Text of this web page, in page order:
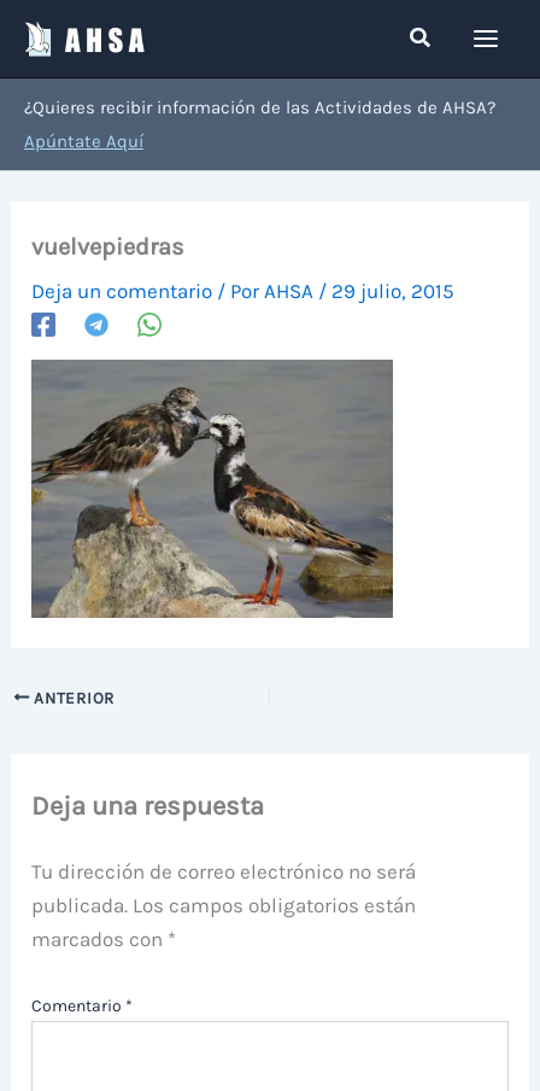
contenido
Buscar
¿Quieres recibir información de las Actividades de AHSA?
Apúntate Aquí
vuelvepiedras
Deja un comentario / Por AHSA / 29 julio, 2015
ANTERIOR
Deja una respuesta
Tu dirección de correo electrónico no será
publicada. Los campos obligatorios están
marcados con *
Comentario *